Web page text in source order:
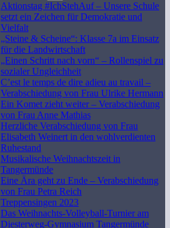
Aktionstag #IchStehAuf – Unsere Schule
setzt ein Zeichen für Demokratie und
Vielfalt
„Steine & Scheine“: Klasse 7a im Einsatz
für die Landwirtschaft
„Einen Schritt nach vorn“ – Rollenspiel zu
sozialer Ungleichheit
C’est le temps de dire adieu au travail –
Verabschiedung von Frau Ulrike Hermann
Ein Komet zieht weiter – Verabschiedung
von Frau Anne Mathias
Herzliche Verabschiedung von Frau
Elisabeth Weinert in den wohlverdienten
Ruhestand
Musikalische Weihnachtszeit in
Tangermünde
Eine Ära geht zu Ende – Verabschiedung
von Frau Petra Reich
Treppensingen 2023
Das Weihnachts-Volleyball-Turnier am
Diesterweg-Gymnasium Tangermünde